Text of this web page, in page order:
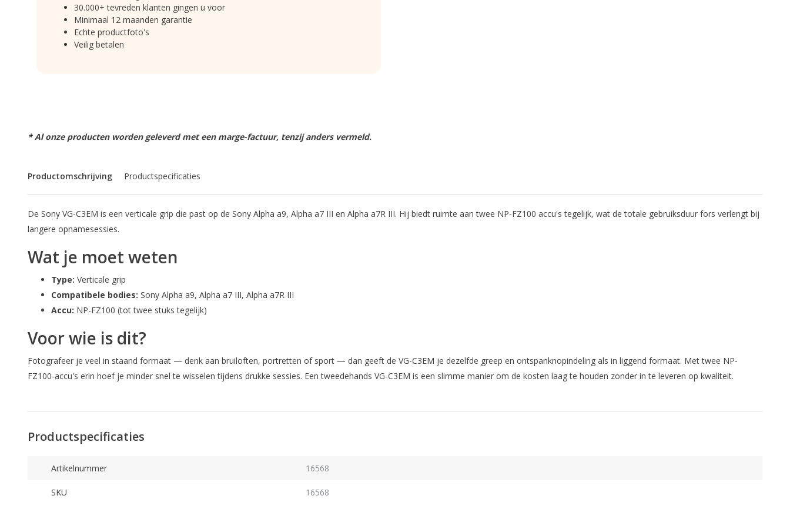
30.000+ tevreden klanten gingen u voor
Minimaal 12 maanden garantie
Echte productfoto's
Veilig betalen
* Al onze producten worden geleverd met een marge-factuur, tenzij anders vermeld.
Productomschrijving Productspecificaties
De Sony VG-C3EM is een verticale grip die past op de Sony Alpha a9, Alpha a7 III en Alpha a7R III. Hij biedt ruimte aan twee NP-FZ100 accu's tegelijk, wat de totale gebruiksduur fors verlengt bij
langere opnamesessies.
Wat je moet weten
Type: Verticale grip
Compatibele bodies: Sony Alpha a9, Alpha a7 III, Alpha a7R III
Accu: NP-FZ100 (tot twee stuks tegelijk)
Voor wie is dit?
Fotografeer je veel in staand formaat — denk aan bruiloften, portretten of sport — dan geeft de VG-C3EM je dezelfde greep en ontspanknopindeling als in liggend formaat. Met twee NP-
FZ100-accu's erin hoef je minder snel te wisselen tijdens drukke sessies. Een tweedehands VG-C3EM is een slimme manier om de kosten laag te houden zonder in te leveren op kwaliteit.
Productspecificaties
Artikelnummer 16568
SKU 16568